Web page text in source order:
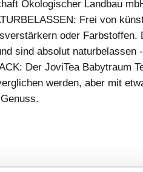
Ökologischer Landbau
Frei von
oder Farbstoffen.
sind absolut naturbelassen
Der JoviTea Babytraum
werden, aber mit